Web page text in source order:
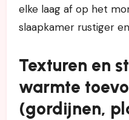
elke laag af op het
slaapkamer rustiger
Texturen en
warmte
(gordijnen,